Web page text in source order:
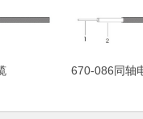
670-086同轴